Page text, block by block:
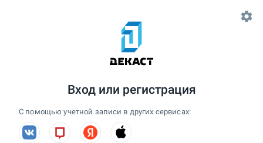
Вход или регистрация
С помощью учетной записи в других сервисах: